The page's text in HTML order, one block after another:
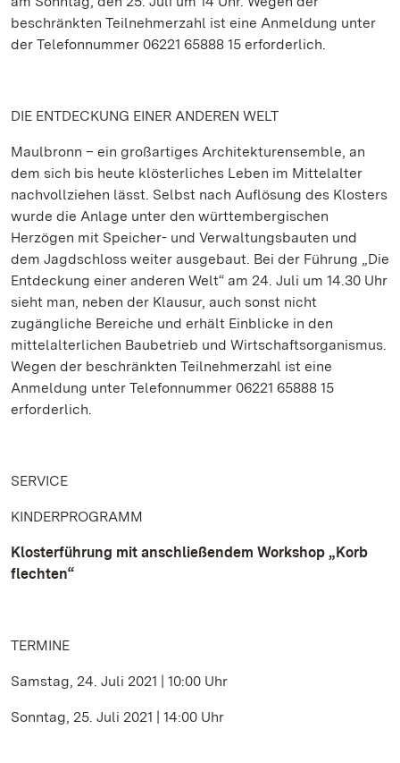
beschränkten Teilnehmerzahl ist eine Anmeldung unter
der Telefonnummer 06221 65888 15 erforderlich.
DIE ENTDECKUNG EINER ANDEREN WELT
Maulbronn – ein großartiges Architekturensemble, an
dem sich bis heute klösterliches Leben im Mittelalter
nachvollziehen lässt. Selbst nach Auflösung des Klosters
wurde die Anlage unter den württembergischen
Herzögen mit Speicher- und Verwaltungsbauten und
dem Jagdschloss weiter ausgebaut. Bei der Führung „Die
Entdeckung einer anderen Welt“ am 24. Juli um 14.30 Uhr
sieht man, neben der Klausur, auch sonst nicht
zugängliche Bereiche und erhält Einblicke in den
mittelalterlichen Baubetrieb und Wirtschaftsorganismus.
Wegen der beschränkten Teilnehmerzahl ist eine
Anmeldung unter Telefonnummer 06221 65888 15
erforderlich.
SERVICE
KINDERPROGRAMM
Klosterführung mit anschließendem Workshop „Korb
flechten“
TERMINE
Samstag, 24. Juli 2021 | 10:00 Uhr
Sonntag, 25. Juli 2021 | 14:00 Uhr